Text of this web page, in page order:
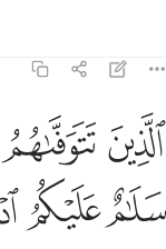
الذين تتوفاهم
ٱلَّذِينَ تَتَوَفَّىٰهُمُ
ﲥﲦ
ﲪﲫ